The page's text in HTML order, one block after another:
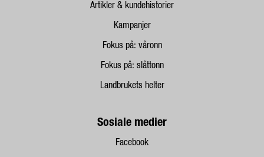
Artikler & kundehistorier
Kampanjer
Fokus på: våronn
Fokus på: slåttonn
Landbrukets helter
Sosiale medier
Facebook